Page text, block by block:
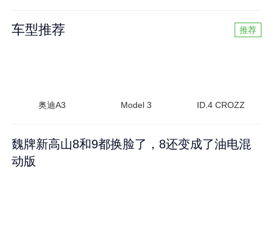
车型推荐 推荐
奥迪A3 Model 3 ID.4 CROZZ
魏牌新高山8和9都换脸了，8还变成了油电混
动版